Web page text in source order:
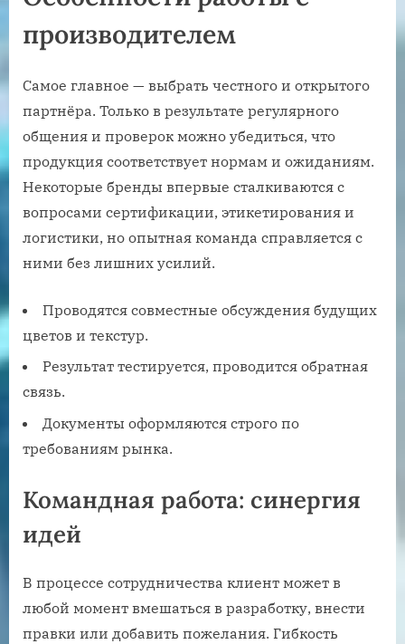
производителем
Самое главное — выбрать честного и открытого
партнёра. Только в результате регулярного
общения и проверок можно убедиться, что
продукция соответствует нормам и ожиданиям.
Некоторые бренды впервые сталкиваются с
вопросами сертификации, этикетирования и
логистики, но опытная команда справляется с
ними без лишних усилий.
Проводятся совместные обсуждения будущих
цветов и текстур.
Результат тестируется, проводится обратная
связь.
Документы оформляются строго по
требованиям рынка.
Командная работа: синергия
идей
В процессе сотрудничества клиент может в
любой момент вмешаться в разработку, внести
правки или добавить пожелания. Гибкость